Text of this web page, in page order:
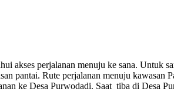
akses perjalanan menuju ke sana. Untuk
pantai. Rute perjalanan menuju kawasan
ke Desa Purwodadi. Saat tiba di Desa